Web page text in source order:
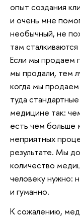
опыт создания
и очень мне
необычный, не
там
Если мы продаем
мы продали, тем
когда мы
туда
медицине так:
есть чем больше
неприятных
результате. Мы
количество
человеку нужно:
и гуманно.
К сожалению,